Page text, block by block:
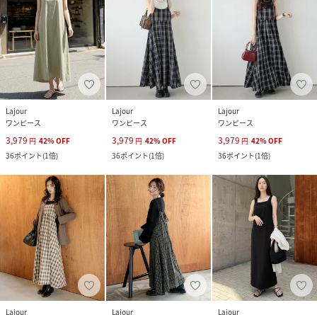
Lajour
ワンピース
3,979 円 42%OFF
36ポイント(1倍)
Lajour
ワンピース
3,979 円 42%OFF
36ポイント(1倍)
Lajour
ワンピース
3,979 円 42%OFF
36ポイント(1倍)
Lajour Lajour Lajour